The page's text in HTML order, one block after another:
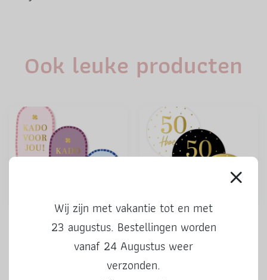
Ook leuke producten
Stickers | Kado voor jou |
kleur | 3 stuks
Stickers | 50 Hoera | 3 stuks
0,50
Wij zijn met vakantie tot en met
23 augustus. Bestellingen worden
vanaf 24 Augustus weer
verzonden.